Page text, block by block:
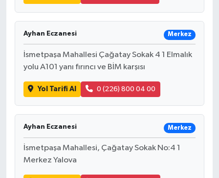
Ayhan Eczanesi Merkez
İsmetpaşa Mahallesi Çağatay Sokak 4 1 Elmalık
yolu A101 yanı fırıncı ve BİM karşısı
Yol Tarifi Al 0 (226) 800 04 00
Ayhan Eczanesi Merkez
İsmetpaşa Mahallesi, Çağatay Sokak No:4 1
Merkez Yalova